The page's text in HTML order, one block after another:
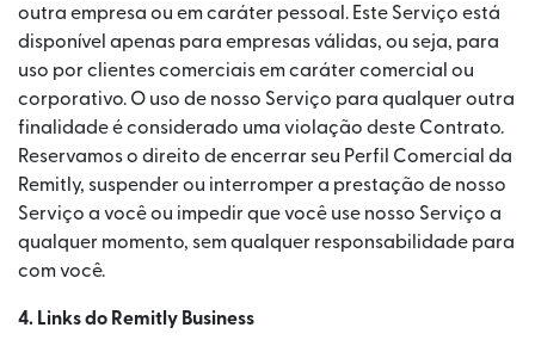
outra empresa ou em caráter pessoal. Este Serviço está
disponível apenas para empresas válidas, ou seja, para
uso por clientes comerciais em caráter comercial ou
corporativo. O uso de nosso Serviço para qualquer outra
finalidade é considerado uma violação deste Contrato.
Reservamos o direito de encerrar seu Perfil Comercial da
Remitly, suspender ou interromper a prestação de nosso
Serviço a você ou impedir que você use nosso Serviço a
qualquer momento, sem qualquer responsabilidade para
com você.
4. Links do Remitly Business